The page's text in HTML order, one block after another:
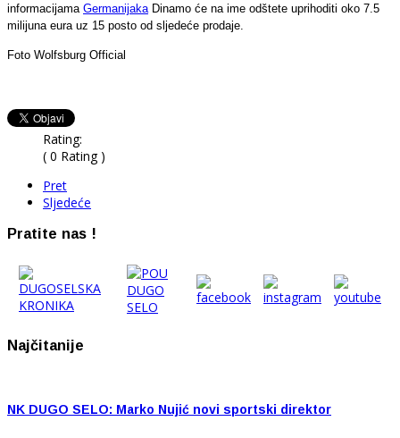
informacijama Germanijaka Dinamo će na ime odštete uprihoditi oko 7.5
milijuna eura uz 15 posto od sljedeće prodaje.
Foto Wolfsburg Official
Rating:
( 0 Rating )
Pret
Sljedeće
Pratite nas !
Najčitanije
NK DUGO SELO: Marko Nujić novi sportski direktor